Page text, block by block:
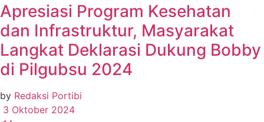
Apresiasi Program Kesehatan
dan Infrastruktur, Masyarakat
Langkat Deklarasi Dukung Bobby
di Pilgubsu 2024
by Redaksi Portibi
3 Oktober 2024